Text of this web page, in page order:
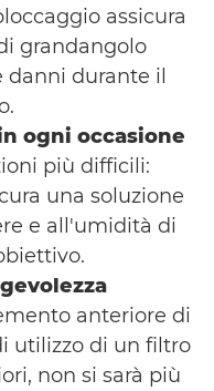
assicura
grandangolo
danni durante il
ogni occasione
più difficili:
una soluzione
e all'umidità di
anteriore di
utilizzo di un filtro
non si sarà più